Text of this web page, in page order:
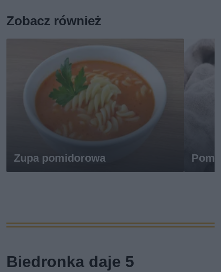
Zobacz również
Zupa pomidorowa
Biedronka daje 5